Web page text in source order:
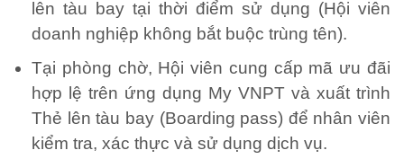
lên tàu bay tại thời điểm sử dụng (Hội viên
doanh nghiệp không bắt buộc trùng tên).
Tại phòng chờ, Hội viên cung cấp mã ưu đãi
hợp lệ trên ứng dụng My VNPT và xuất trình
Thẻ lên tàu bay (Boarding pass) để nhân viên
kiểm tra, xác thực và sử dụng dịch vụ.